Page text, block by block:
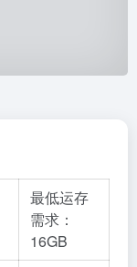
最低运存
需求：
16GB